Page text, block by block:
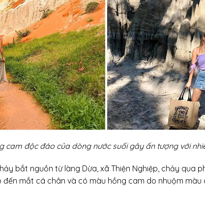
cam độc đáo của dòng nước suối gây ấn tượng với
bắt nguồn từ làng Dừa, xã Thiện Nghiệp, chảy qua
đến mắt cá chân và có màu hồng cam do nhuộm